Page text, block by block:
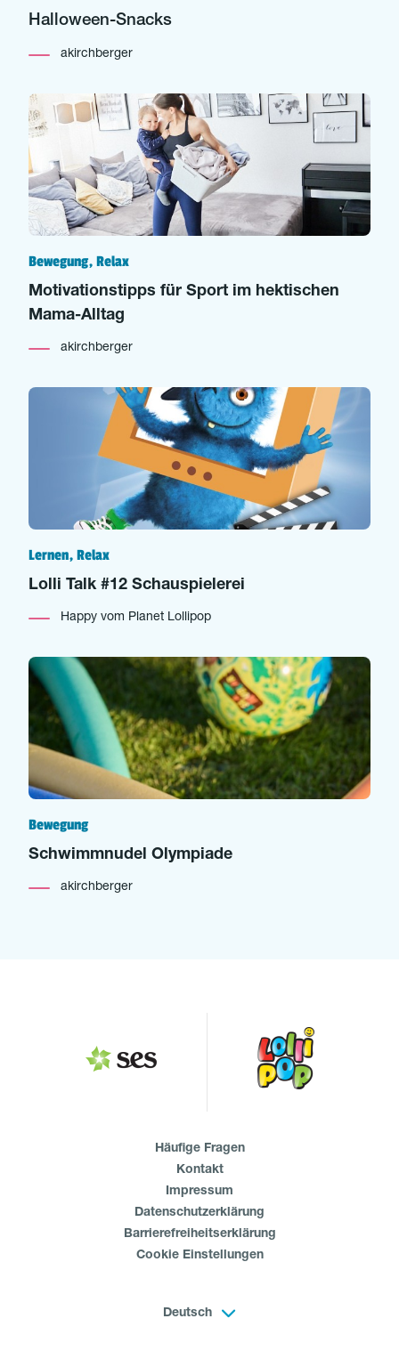
Halloween-Snacks
akirchberger
Bewegung, Relax
Motivationstipps für Sport im hektischen
Mama-Alltag
akirchberger
Lernen, Relax
Lolli Talk #12 Schauspielerei
Happy vom Planet Lollipop
Bewegung
Schwimmnudel Olympiade
akirchberger
Häufige Fragen
Kontakt
Impressum
Datenschutzerklärung
Barrierefreiheitserklärung
Cookie Einstellungen
Deutsch